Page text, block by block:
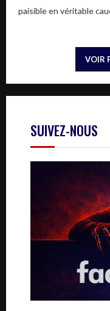
paisible en véritable
VOIR
SUIVEZ-NOUS